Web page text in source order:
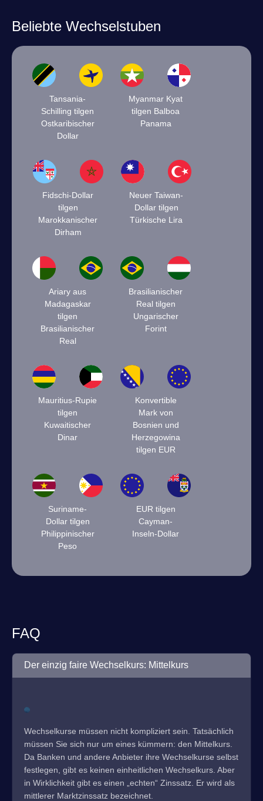
Beliebte Wechselstuben
Tansania-
Schilling tilgen
Ostkaribischer
Dollar
Myanmar Kyat
tilgen Balboa
Panama
Fidschi-Dollar
tilgen
Marokkanischer
Dirham
Neuer Taiwan-
Dollar tilgen
Türkische Lira
Ariary aus
Madagaskar
tilgen
Brasilianischer
Real
Brasilianischer
Real tilgen
Ungarischer
Forint
Mauritius-Rupie
tilgen
Kuwaitischer
Dinar
Konvertible
Mark von
Bosnien und
Herzegowina
tilgen EUR
Suriname-
Dollar tilgen
Philippinischer
Peso
EUR tilgen
Cayman-
Inseln-Dollar
FAQ
Der einzig faire Wechselkurs: Mittelkurs
Wechselkurse müssen nicht kompliziert sein. Tatsächlich
müssen Sie sich nur um eines kümmern: den Mittelkurs.
Da Banken und andere Anbieter ihre Wechselkurse selbst
festlegen, gibt es keinen einheitlichen Wechselkurs. Aber
in Wirklichkeit gibt es einen „echten“ Zinssatz. Er wird als
mittlerer Marktzinssatz bezeichnet.